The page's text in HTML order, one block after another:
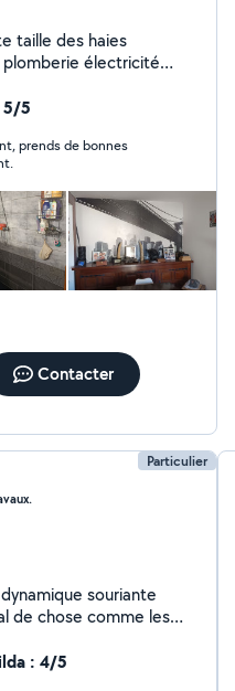
taille des haies
électricité
5/5
de bonnes
Contacter
Particulier
souriante
de chose comme les
déménagement
: 4/5